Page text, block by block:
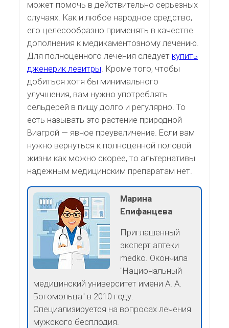
может помочь в действительно серьезных
случаях. Как и любое народное средство,
его целесообразно применять в качестве
дополнения к медикаментозному лечению.
Для полноценного лечения следует купить
дженерик левитры . Кроме того, чтобы
добиться хотя бы минимального
улучшения, вам нужно употреблять
сельдерей в пищу долго и регулярно. То
есть называть это растение природной
Виагрой — явное преувеличение. Если вам
нужно вернуться к полноценной половой
жизни как можно скорее, то альтернативы
надежным медицинским препаратам нет.
Марина
Епифанцева
Приглашенный
эксперт аптеки
medko. Окончила
"Национальный
медицинский университет имени А. А.
Богомольца" в 2010 году.
Специализируется на вопросах лечения
мужского бесплодия.